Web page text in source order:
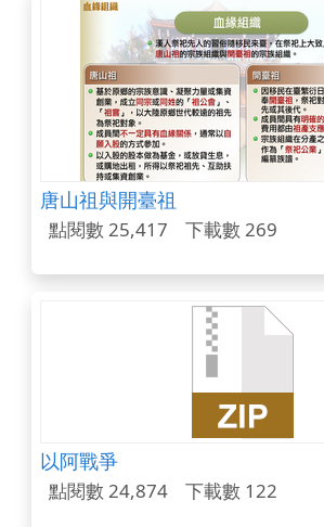
唐山祖與開臺祖
點閱數 25,417 下載數 269
以阿戰爭
點閱數 24,874 下載數 122